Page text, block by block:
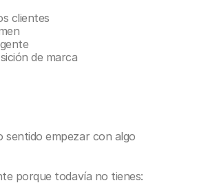
clientes
de marca
sentido empezar con algo
porque todavía no tienes: